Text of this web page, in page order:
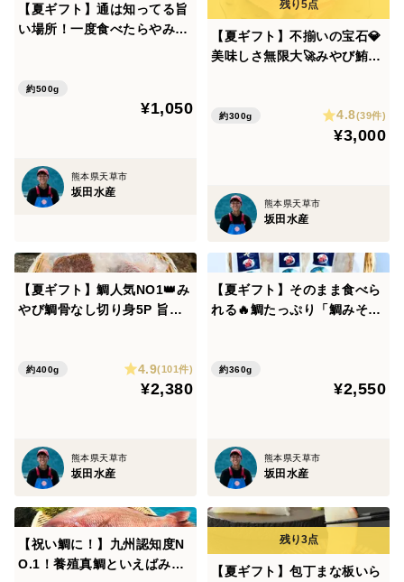
その日のうちに召し上がりください。
・たたきも添加物不使用の商品となりますので、冷蔵庫
に入れてしまうとすぐ茶色く変色して
しまいます。解凍後は速やかに召し上がりください。
みやび鮪(養殖本鮪)はマグロの出荷尾数日本一の長崎県
で生まれた逸品です。
並み居る強豪マグロの中から本マグロ大賞を受賞。
脂身がしっかりとしていて身持ちも良く、角がくずれな
い。
「角が立つ」状態は口に入れた瞬間に分かります。
しっかりとした歯ごたえと強い旨味。口の中でじわっと
広がる旨味と蕩ける脂はまさに絶品。
【夏ギフト】通は知ってる旨
い場所！一度食べたらやみつ
き 煮つけ あら汁などにおす
約500g
¥1,050
熊本県天草市
坂田水産
【夏ギフト】不揃いの宝石💎
美味しさ無限大🚀みやび鮪の
サイズ💛みやび鮪(養殖本鮪)
の端材🐟合わせ買いにもおす
約300g 4.8(39件)
¥3,000
熊本県天草市
坂田水産
【夏ギフト】鯛人気NO1👑み
やび鯛骨なし切り身5P 旨味
約400g 4.9(101件)
¥2,380
熊本県天草市
坂田水産
【夏ギフト】そのまま食べら
れる🔥鯛たっぷり「鯛みそ3
の米麦あわせ味噌とみやび鯛
を掛け合わせた逸品✨1パッ
約360g
¥2,550
熊本県天草市
坂田水産
【祝い鯛に！】九州認知度N
O.1！養殖真鯛といえばみや
【夏ギフト】包丁まな板いら